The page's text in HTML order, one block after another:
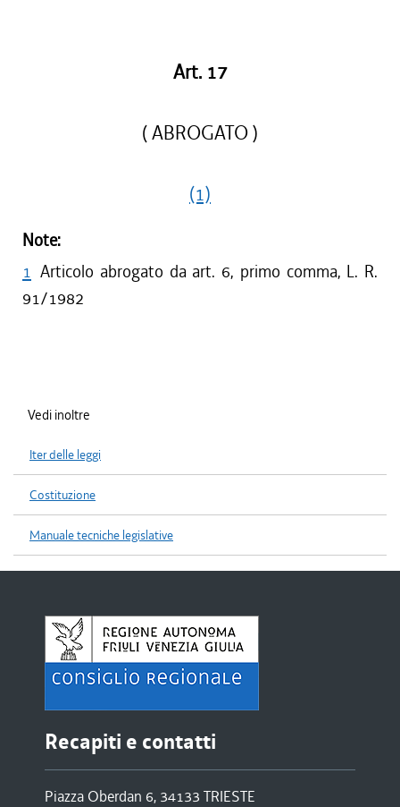
Art. 17
( ABROGATO )
(1)
Note:
1 Articolo abrogato da art. 6, primo comma, L. R.
91/1982
Vedi inoltre
Iter delle leggi
Costituzione
Manuale tecniche legislative
Recapiti e contatti
Piazza Oberdan 6, 34133 TRIESTE